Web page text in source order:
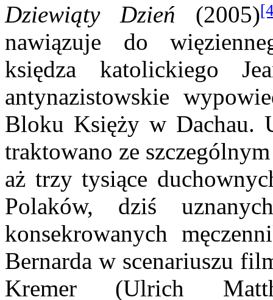
Dziewiąty Dzień (2005)
nawiązuje do
księdza katolickiego
antynazistowskie
Bloku Księży w Dachau.
traktowano ze
aż trzy tysiące
Polaków, dziś
konsekrowanych
Bernarda w scenariuszu
Kremer
(Ulrich